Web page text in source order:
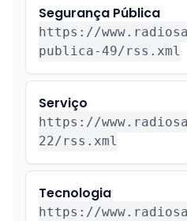
Segurança Pública
https://
publica-49/rss.xml
Serviço
https://
22/rss.xml
Tecnologia
https://